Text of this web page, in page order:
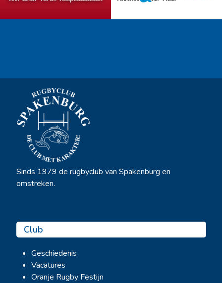
Sinds 1979 de rugbyclub van Spakenburg en
omstreken.
Club
Geschiedenis
Vacatures
Oranje Rugby Festijn